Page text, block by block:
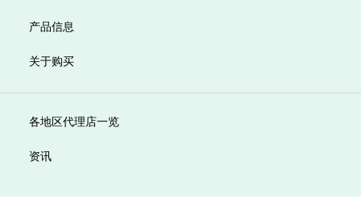
产品信息
关于购买
各地区代理店一览
资讯